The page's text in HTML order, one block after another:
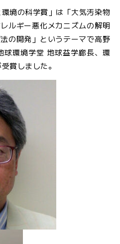
境の科学賞」は「大気汚染物
ルギー悪化メカニズムの解明
の開発」というテーマで高野
球環境学堂 地球益学廊長、環
受賞しました。